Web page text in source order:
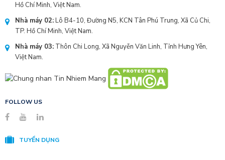
Hồ Chí Minh, Việt Nam.
Nhà máy 02:Lô B4-10, Đường N5, KCN Tân Phú Trung, Xã Củ Chi,
TP. Hồ Chí Minh, Việt Nam.
Nhà máy 03: Thôn Chi Long, Xã Nguyễn Văn Linh, Tỉnh Hưng Yên,
Việt Nam.
FOLLOW US
TUYỂN DỤNG